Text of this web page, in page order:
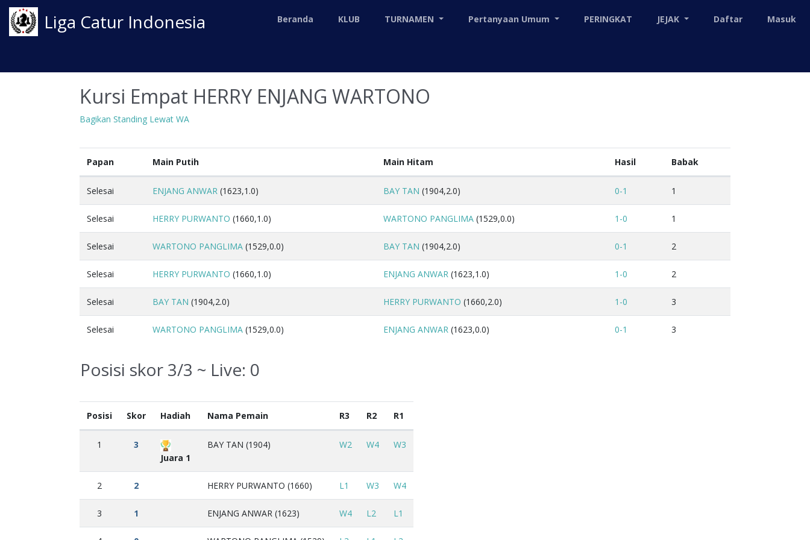
Liga Catur Indonesia Beranda KLUB TURNAMEN Pertanyaan Umum PERINGKAT JEJAK Daftar Masuk
Kursi Empat HERRY ENJANG WARTONO
Bagikan Standing Lewat WA
Papan Main Putih Main Hitam Hasil Babak
Selesai ENJANG ANWAR (1623,1.0) BAY TAN (1904,2.0) 0-1 1
Selesai HERRY PURWANTO (1660,1.0) WARTONO PANGLIMA (1529,0.0) 1-0 1
Selesai WARTONO PANGLIMA (1529,0.0) BAY TAN (1904,2.0) 0-1 2
Selesai HERRY PURWANTO (1660,1.0) ENJANG ANWAR (1623,1.0) 1-0 2
Selesai BAY TAN (1904,2.0) HERRY PURWANTO (1660,2.0) 1-0 3
Selesai WARTONO PANGLIMA (1529,0.0) ENJANG ANWAR (1623,0.0) 0-1 3
Posisi skor 3/3 ~ Live: 0
Posisi Skor Hadiah Nama Pemain R3 R2 R1
1
3
Juara 1
BAY TAN (1904) W2 W4 W3
2 2 HERRY PURWANTO (1660) L1 W3 W4
3 1 ENJANG ANWAR (1623) W4 L2 L1